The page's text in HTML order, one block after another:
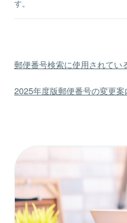
す。
郵便番号検索に使用されてい
2025年度版郵便番号の変更案